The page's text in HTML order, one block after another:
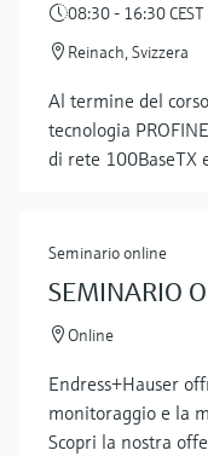
08:30 - 16:30 CEST
Reinach, Svizzera
Al termine del
tecnologia
di rete 100BaseTX
Seminario online
SEMINARIO
Online
Endress+Hauser
monitoraggio e la
Scopri la nostra